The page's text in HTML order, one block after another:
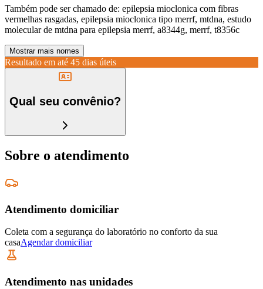
Também pode ser chamado de: epilepsia mioclonica com fibras
vermelhas rasgadas, epilepsia mioclonica tipo merrf, mtdna, estudo
molecular de mtdna para epilepsia merrf, a8344g, merrf, t8356c
Mostrar mais nomes
Resultado em até 45 dias úteis
Qual seu convênio?
Sobre o atendimento
Atendimento domiciliar
Coleta com a segurança do laboratório no conforto da sua
casaAgendar domiciliar
Atendimento nas unidades